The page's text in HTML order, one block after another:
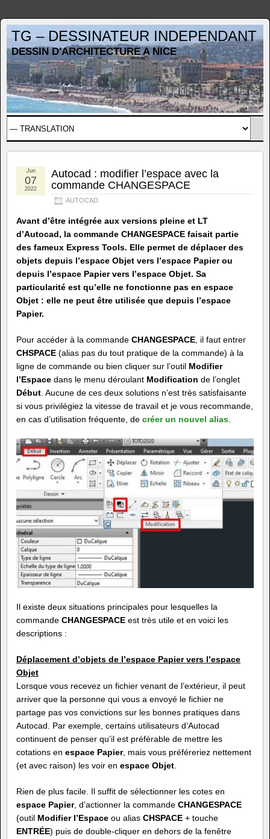
TG – DESSINATEUR INDEPENDANT
DESSIN D'ARCHITECTURE A NICE
Autocad : modifier l’espace avec la
commande CHANGESPACE
AUTOCAD
Jun
07
2022
Avant d’être intégrée aux versions pleine et LT
d’Autocad, la commande CHANGESPACE faisait partie
des fameux Express Tools. Elle permet de déplacer des
objets depuis l’espace Objet vers l’espace Papier ou
depuis l’espace Papier vers l’espace Objet. Sa
particularité est qu’elle ne fonctionne pas en espace
Objet : elle ne peut être utilisée que depuis l’espace
Papier.
Pour accéder à la commande CHANGESPACE , il faut entrer
CHSPACE (alias pas du tout pratique de la commande) à la
ligne de commande ou bien cliquer sur l’outil Modifier
l’Espace dans le menu déroulant Modification de l’onglet
Début . Aucune de ces deux solutions n’est très satisfaisante
si vous privilégiez la vitesse de travail et je vous recommande,
en cas d’utilisation fréquente, de créer un nouvel alias
Il existe deux situations principales pour lesquelles la
commande CHANGESPACE est très utile et en voici les
descriptions :
Déplacement d’objets de l’espace Papier vers l’espace
Objet
Lorsque vous recevez un fichier venant de l’extérieur, il peut
arriver que la personne qui vous a envoyé le fichier ne
partage pas vos convictions sur les bonnes pratiques dans
Autocad. Par exemple, certains utilisateurs d’Autocad
continuent de penser qu’il est préférable de mettre les
cotations en espace Papier, mais vous préféreriez nettement
(et avec raison) les voir en espace Objet.
Rien de plus facile. Il suffit de sélectionner les cotes en
espace Papier, d’actionner la commande CHANGESPACE
(outil Modifier l’Espace ou alias CHSPACE + touche
ENTRÉE) puis de double-cliquer en dehors de la fenêtre